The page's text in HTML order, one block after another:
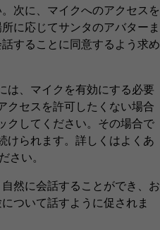
次に、マイクへのアクセスを
に応じてサンタのアバターま
することに同意するよう求め
は、マイクを有効にする必要
クセスを許可したくない場合
クしてください。その場合で
けられます。詳しくはよくあ
さい。
然に会話することができ、お
ついて話すように促されま